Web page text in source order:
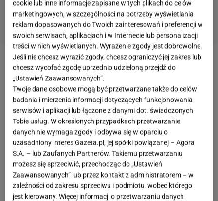
Gofry to chyba najlepszy comfort food świata i wielu
z nas sięga po ten przysmak, kiedy chce sobie
poprawić humor lub powrócić do czasów
dzieciństwa. Przepis nagofryjest banalny, ale
najważniejsza jest dobra gofrownica. Jeśli taką
masz, z pewnością przygotujesz najlepsze śniadanie
lub słodki podwieczorek dla całej rodziny. Jeśli
jednak dociastadodasz banany, uzyskasz smak, za
który wszyscy będą cię nosić na rękach -
gwarantuję.
cookie lub inne informacje zapisane w tych plikach do celów
marketingowych, w szczególności na potrzeby wyświetlania
reklam dopasowanych do Twoich zainteresowań i preferencji w
swoich serwisach, aplikacjach i w Internecie lub personalizacji
treści w nich wyświetlanych. Wyrażenie zgody jest dobrowolne.
Jeśli nie chcesz wyrazić zgody, chcesz ograniczyć jej zakres lub
chcesz wycofać zgodę uprzednio udzieloną przejdź do
„Ustawień Zaawansowanych”.
Twoje dane osobowe mogą być przetwarzane także do celów
badania i mierzenia informacji dotyczących funkcjonowania
serwisów i aplikacji lub łączone z danymi dot. świadczonych
Tobie usług. W określonych przypadkach przetwarzanie
danych nie wymaga zgody i odbywa się w oparciu o
uzasadniony interes Gazeta.pl, jej spółki powiązanej – Agora
S.A. – lub Zaufanych Partnerów. Takiemu przetwarzaniu
możesz się sprzeciwić, przechodząc do „Ustawień
Zaawansowanych” lub przez kontakt z administratorem – w
zależności od zakresu sprzeciwu i podmiotu, wobec którego
jest kierowany. Więcej informacji o przetwarzaniu danych